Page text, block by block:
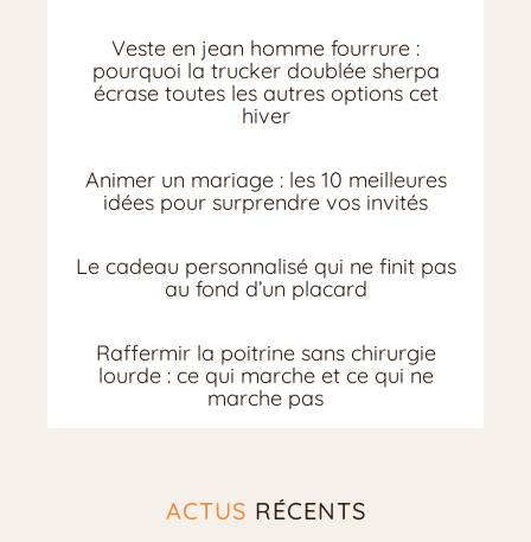
Veste en jean homme fourrure :
pourquoi la trucker doublée sherpa
écrase toutes les autres options cet
hiver
Animer un mariage : les 10 meilleures
idées pour surprendre vos invités
Le cadeau personnalisé qui ne finit pas
au fond d’un placard
Raffermir la poitrine sans chirurgie
lourde : ce qui marche et ce qui ne
marche pas
ACTUS RÉCENTS